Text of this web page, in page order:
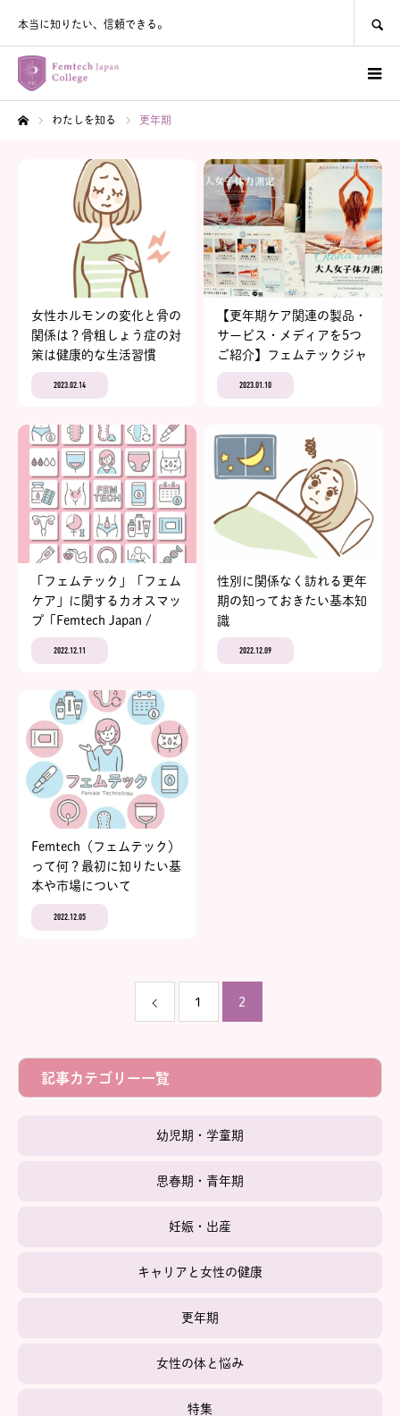
本当に知りたい、信頼できる。
わたしを知る 更年期
女性ホルモンの変化と骨の
関係は？骨粗しょう症の対
策は健康的な生活習慣
2023.02.14
【更年期ケア関連の製品・
サービス・メディアを5つ
ご紹介】フェムテックジャ
パン2022イベントレポー
トvol.4
2023.01.10
「フェムテック」「フェム
ケア」に関するカオスマッ
プ「Femtech Japan /
Femcare Japan 2022
industry cloud β版」を発
2022.12.11
性別に関係なく訪れる更年
期の知っておきたい基本知
識
2022.12.09
Femtech（フェムテック）
って何？最初に知りたい基
本や市場について
2022.12.05
1 2
記事カテゴリー一覧
幼児期・学童期
思春期・青年期
妊娠・出産
キャリアと女性の健康
更年期
女性の体と悩み
特集